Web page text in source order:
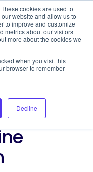
cookies are used to
website and allow us to
to improve and customize
metrics about our visitors
more about the cookies we
when you visit this
browser to remember
Decline
de